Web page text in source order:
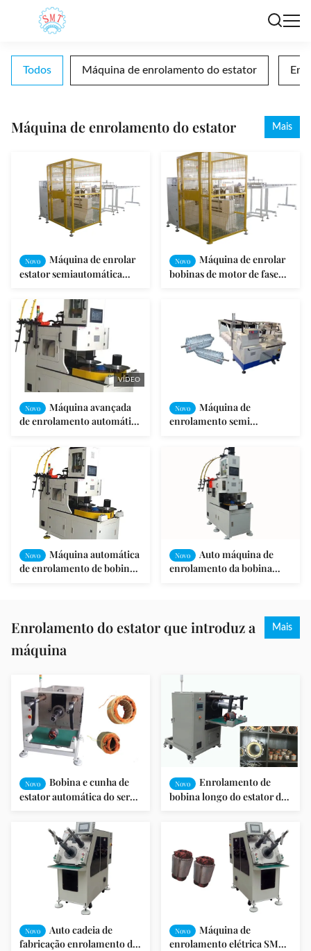
Todos Máquina de enrolamento do estator
Máquina de enrolamento do estator Mais
Novo
Máquina de enrolar
estator semiautomática
automático
Novo
Máquina de enrolar
bobinas de motor de fase
VÍDEO
Novo
Máquina avançada
de enrolamento automático
diâmetro 0,3-1,0 mm
Novo
Máquina de
enrolamento semi
máquina de enrolamento
220V do estator do gerador
Novo
Máquina automática
de enrolamento de bobina
Novo
Auto máquina de
enrolamento da bobina
Enrolamento do estator que introduz a
máquina
Mais
Novo
Bobina e cunha de
estator automática do servo
máquina SMT - QX08
Novo
Enrolamento de
bobina longo do estator do
comprimento da pilha que
introduz a máquina SMT-
QX10
Novo
Auto cadeia de
fabricação enrolamento da
Novo
Máquina de
enrolamento elétrica SMT